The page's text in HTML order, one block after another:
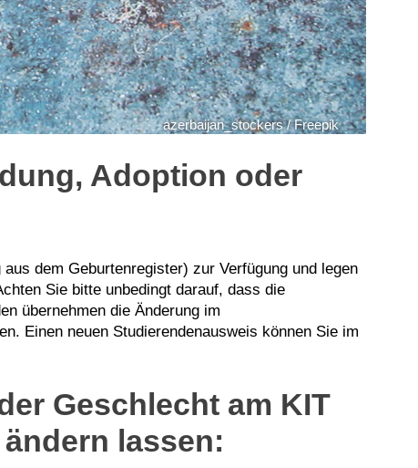
azerbaijan_stockers / Freepik
Adoption oder
dem Geburtenregister) zur Verfügung und legen
Sie bitte unbedingt darauf, dass die
übernehmen die Änderung im
Einen neuen Studierendenausweis können Sie im
Geschlecht am KIT
lassen: